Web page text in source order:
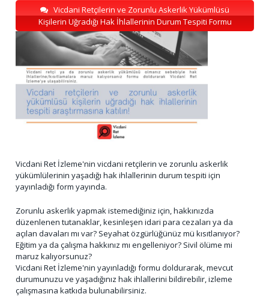
Vicdani Retçilerin ve Zorunlu Askerlik Yükümlüsü
Kişilerin Uğradığı Hak İhlallerinin Durum Tespiti Formu
Vicdani Ret İzleme'nin vicdani retçilerin ve zorunlu askerlik
yükümlülerinin yaşadığı hak ihlallerinin durum tespiti için
yayınladığı form yayında.
Zorunlu askerlik yapmak istemediğiniz için, hakkınızda
düzenlenen tutanaklar, kesinleşen idari para cezaları ya da
açılan davaları mı var? Seyahat özgürlüğünüz mü kısıtlanıyor?
Eğitim ya da çalışma hakkınız mı engelleniyor? Sivil ölüme mi
maruz kalıyorsunuz?
Vicdani Ret İzleme'nin yayınladığı formu doldurarak, mevcut
durumunuzu ve yaşadığınız hak ihlallerini bildirebilir, izleme
çalışmasına katkıda bulunabilirsiniz.